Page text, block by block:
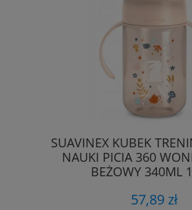
SUAVINEX KUBEK
NAUKI PICIA 360
BEŻOWY 340ML
57,89 zł